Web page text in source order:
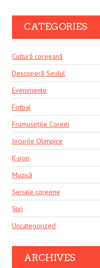
CATEGORIES
Cultură coreeană
Descoperă Seulul
Evenimente
Fotbal
Frumusețile Coreei
Jocurile Olimpice
K-pop
Muzică
Seriale coreene
Știri
Uncategorized
ARCHIVES